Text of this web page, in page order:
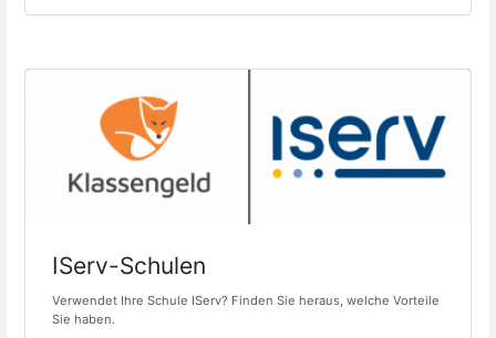
IServ-Schulen
Verwendet Ihre Schule IServ? Finden Sie heraus, welche Vorteile
Sie haben.